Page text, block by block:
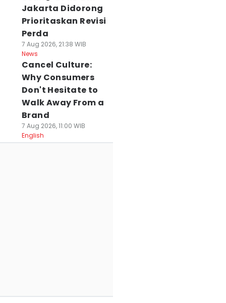
Jakarta Didorong
Prioritaskan Revisi
Perda
7 Aug 2026, 21:38 WIB
News
Cancel Culture:
Why Consumers
Don't Hesitate to
Walk Away From a
Brand
7 Aug 2026, 11:00 WIB
English